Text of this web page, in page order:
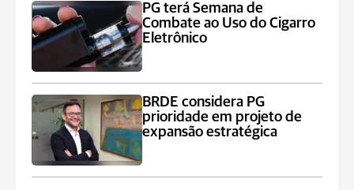
PG terá Semana de
Combate ao Uso do Cigarro
Eletrônico
BRDE considera PG
prioridade em projeto de
expansão estratégica